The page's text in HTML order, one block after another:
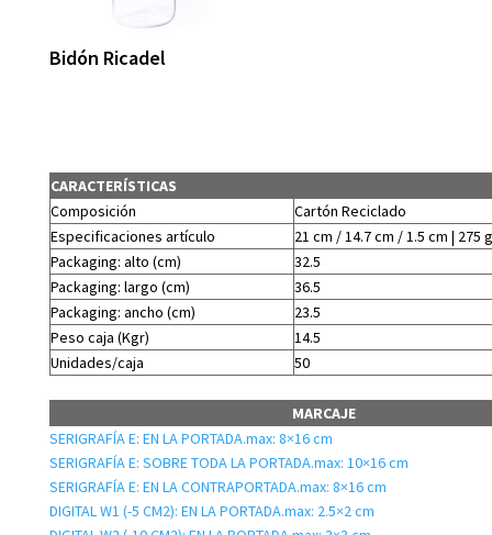
Bidón Ricadel
CARACTERÍSTICAS
Composición
Cartón Reciclado
Especificaciones artículo
21 cm / 14.7 cm / 1.5 cm | 275
Packaging: alto (cm)
32.5
Packaging: largo (cm)
36.5
Packaging: ancho (cm)
23.5
Peso caja (Kgr)
14.5
Unidades/caja
50
MARCAJE
SERIGRAFÍA E: EN LA PORTADA.max: 8×16 cm
SERIGRAFÍA E: SOBRE TODA LA PORTADA.max: 10×16 cm
SERIGRAFÍA E: EN LA CONTRAPORTADA.max: 8×16 cm
DIGITAL W1 (-5 CM2): EN LA PORTADA.max: 2.5×2 cm